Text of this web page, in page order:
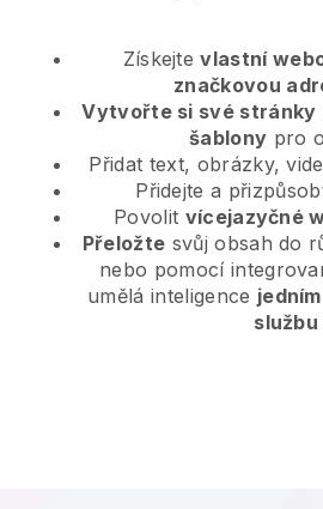
Získejtevlastní
značkovou
Vytvořte si své stránky
šablony pro
Přidat text, obrázky,
Přidejte a
Povolit vícejazyčné
Přeložte svůj obsah do
nebo pomocí
umělá inteligence
službu